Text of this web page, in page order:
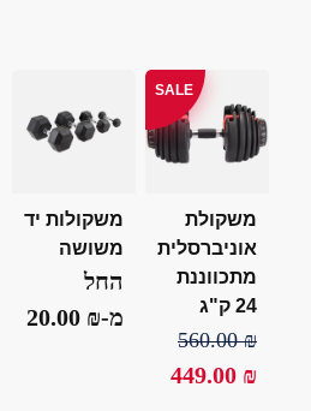
SALE
משקולת
אוניברסלית
מתכווננת
560.00
449.00
משקולות יד
משושה
20.00